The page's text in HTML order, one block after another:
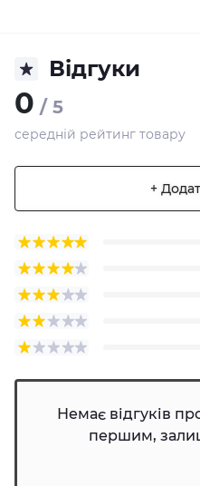
Відгуки
0 / 5
середній рейтинг товару
+
Немає відгуків
першим,